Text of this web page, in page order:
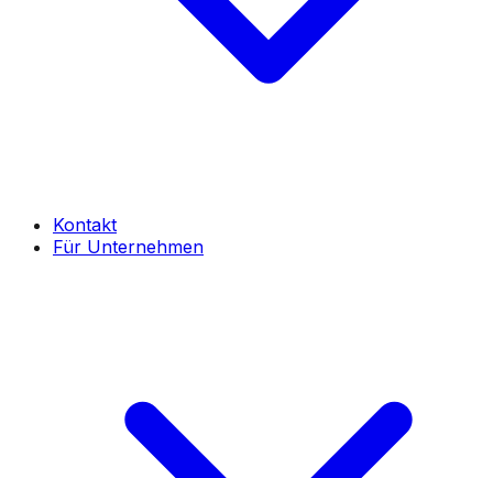
Kontakt
Für Unternehmen